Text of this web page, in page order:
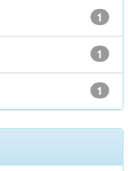
1
1
1